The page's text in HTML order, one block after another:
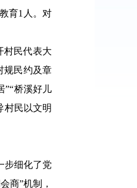
育1人。对
村民代表大
规民约及章
”“桥溪好儿
村民以文明
步细化了党
商”机制，